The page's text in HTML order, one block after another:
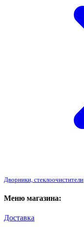
Дворники, стеклоочистители
Меню магазина:
Доставка